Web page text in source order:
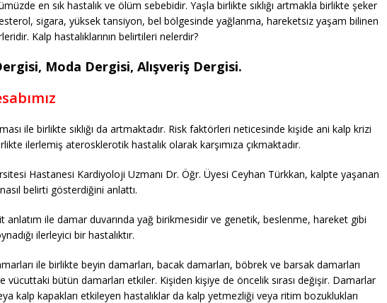
en sık hastalık ve ölüm sebebidir. Yaşla birlikte sıklığı artmakla birlikte şeker
sigara, yüksek tansiyon, bel bölgesinde yağlanma, hareketsiz yaşam bilinen
Kalp hastalıklarının belirtileri nelerdir?
Moda Dergisi, Alışveriş Dergisi.
ile birlikte sıklığı da artmaktadır. Risk faktörleri neticesinde kişide ani kalp krizi
ilerlemiş aterosklerotik hastalık olarak karşımıza çıkmaktadır.
Hastanesi Kardiyoloji Uzmanı Dr. Öğr. Üyesi Ceyhan Türkkan, kalpte yaşanan
belirti gösterdiğini anlattı.
anlatım ile damar duvarında yağ birikmesidir ve genetik, beslenme, hareket gibi
ilerleyici bir hastalıktır.
ile birlikte beyin damarları, bacak damarları, böbrek ve barsak damarları
vücuttaki bütün damarları etkiler. Kişiden kişiye de öncelik sırası değişir. Damarlar
kalp kapakları etkileyen hastalıklar da kalp yetmezliği veya ritim bozuklukları